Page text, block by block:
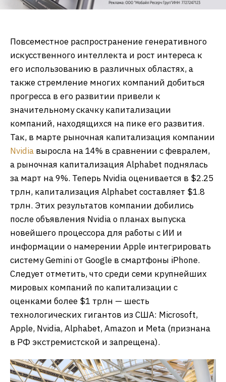
Повсеместное распространение генеративного
искусственного интеллекта и рост интереса к
его использованию в различных областях, а
также стремление многих компаний добиться
прогресса в его развитии привели к
значительному скачку капитализации
компаний, находящихся на пике его развития.
Так, в марте рыночная капитализация компании
Nvidia выросла на 14% в сравнении с февралем,
а рыночная капитализация Alphabet поднялась
за март на 9%. Теперь Nvidia оценивается в $2.25
трлн, капитализация Alphabet составляет $1.8
трлн. Этих результатов компании добились
после объявления Nvidia о планах выпуска
новейшего процессора для работы с ИИ и
информации о намерении Apple интегрировать
систему Gemini от Google в смартфоны iPhone.
Следует отметить, что среди семи крупнейших
мировых компаний по капитализации с
оценками более $1 трлн — шесть
технологических гигантов из США: Microsoft,
Apple, Nvidia, Alphabet, Amazon и Meta (признана
в РФ экстремистской и запрещена).